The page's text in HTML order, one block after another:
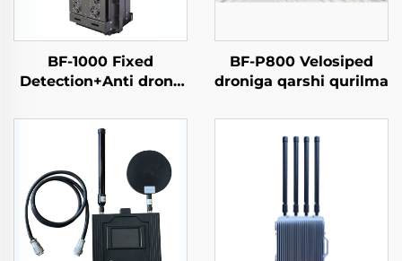
BF-1000 Fixed
Detection+Anti drone
BF-P800 Velosiped
droniga qarshi qurilma